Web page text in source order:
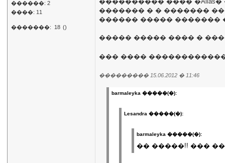
������: 2
����: 11
�������: 18 ()
������� � � �������
������ ����� �������
����� ����� ���� �
��� ����
��������� 15.06.2012 � 11:46
barmaleyka �����(�):
Lesandra �����(�):
barmaleyka �����(�):
�� �����!! ���